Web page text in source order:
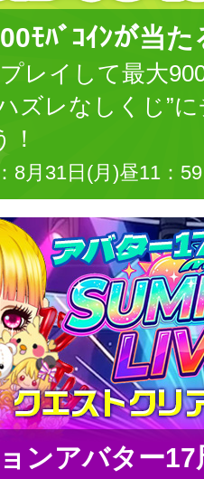
ﾓﾊﾞｺｲﾝが当た
レイして最大
ズレなしくじ”
8月31日(月)昼11：59
ンアバター17